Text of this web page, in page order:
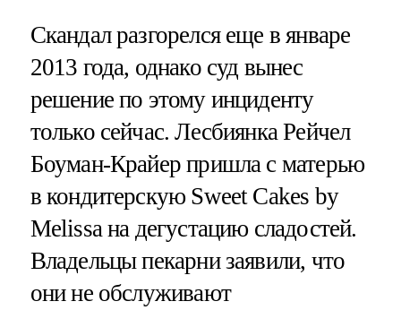
Скандал разгорелся еще в январе
2013 года, однако суд вынес
решение по этому инциденту
только сейчас. Лесбиянка Рейчел
Боуман-Крайер пришла с матерью
в кондитерскую Sweet Cakes by
Melissa на дегустацию сладостей.
Владельцы пекарни заявили, что
они не обслуживают